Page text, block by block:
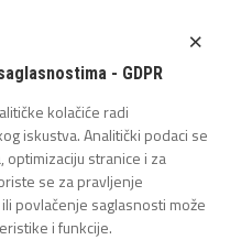
- GDPR
×
kolačiće radi
iskustva. Analitički podaci se
stranice i za
se za pravljenje
povlačenje saglasnosti može
i funkcije.